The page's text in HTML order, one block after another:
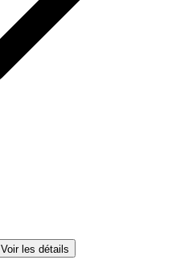
Voir les détails